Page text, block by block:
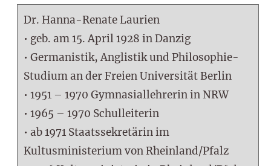
Dr. Hanna-Renate Laurien
• geb. am 15. April 1928 in Danzig
• Germanistik, Anglistik und Philosophie-
Studium an der Freien Universität Berlin
• 1951 – 1970 Gymnasiallehrerin in NRW
• 1965 – 1970 Schulleiterin
• ab 1971 Staatssekretärin im
Kultusministerium von Rheinland/Pfalz